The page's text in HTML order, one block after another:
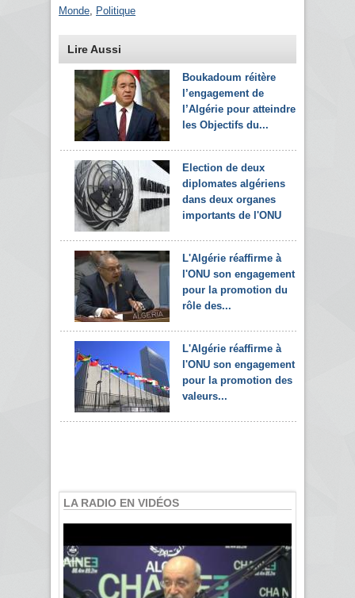
Monde Politique
Lire Aussi
Boukadoum réitère
l’engagement de
l’Algérie pour atteindre
les Objectifs du...
Election de deux
diplomates algériens
dans deux organes
importants de l'ONU
L'Algérie réaffirme à
l'ONU son engagement
pour la promotion du
rôle des...
L'Algérie réaffirme à
l'ONU son engagement
pour la promotion des
valeurs...
LA RADIO EN VIDÉOS